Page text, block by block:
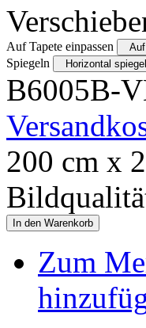
Auf Tapete einpassen
Spiegeln Horizontal
B6005B-
200 cm x
In den Warenkorb
Zum